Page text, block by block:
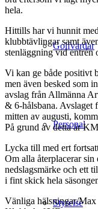
Golfvärdar
Personal
Styrelse
hela.
Hittills har vi hunnit
klubbtävlingar samt
stenläggning vid entrén
Vi kan ge både positivt
men även besked som
avslag från Allmänna
& 6-hålsbana. Avslaget
mitten av augusti,
På grund av detta är
Lycka till med ert
Om alla återplacerar
nedslagsmärke och ett
i fint skick hela
Vänliga hälsningar/Max